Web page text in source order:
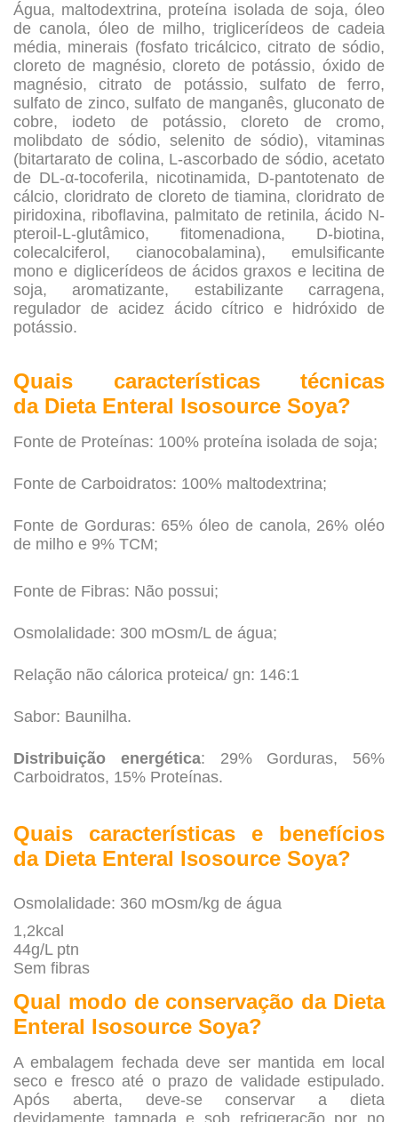
Água, maltodextrina, proteína isolada de soja, óleo
de canola, óleo de milho, triglicerídeos de cadeia
média, minerais (fosfato tricálcico, citrato de sódio,
cloreto de magnésio, cloreto de potássio, óxido de
magnésio, citrato de potássio, sulfato de ferro,
sulfato de zinco, sulfato de manganês, gluconato de
cobre, iodeto de potássio, cloreto de cromo,
molibdato de sódio, selenito de sódio), vitaminas
(bitartarato de colina, L-ascorbado de sódio, acetato
de DL-α-tocoferila, nicotinamida, D-pantotenato de
cálcio, cloridrato de cloreto de tiamina, cloridrato de
piridoxina, riboflavina, palmitato de retinila, ácido N-
pteroil-L-glutâmico, fitomenadiona, D-biotina,
colecalciferol, cianocobalamina), emulsificante
mono e diglicerídeos de ácidos graxos e lecitina de
soja, aromatizante, estabilizante carragena,
regulador de acidez ácido cítrico e hidróxido de
potássio.​
Quais características técnicas
da Dieta Enteral Isosource Soya?
Fonte de Proteínas: 100% proteína isolada de soja;
Fonte de Carboidratos: 100% maltodextrina;
Fonte de Gorduras: 65% óleo de canola, 26% oléo
de milho e 9% TCM;
Fonte de Fibras: Não possui;
Osmolalidade: 300 mOsm/L de água;
Relação não cálorica proteica/ gn: 146:1
Sabor: Baunilha.
Distribuição energética: 29% Gorduras, 56%
Carboidratos, 15% Proteínas.
Quais características e benefícios
da Dieta Enteral Isosource Soya?
Osmolalidade: 360 mOsm/kg de água
1,2kcal
44g/L ptn
Sem fibras
Qual modo de conservação da Dieta
Enteral Isosource Soya?
A embalagem fechada deve ser mantida em local
seco e fresco até o prazo de validade estipulado.
Após aberta, deve-se conservar a dieta